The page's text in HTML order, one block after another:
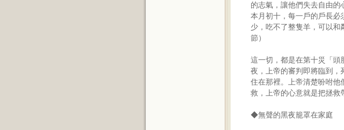
的志氣，讓他們失去自由
本月初十，每一戶的戶長必
少，吃不了整隻羊，可以
節）
這一切，都是在第十災「頭
夜，上帝的審判即將臨到，
住在那裡。上帝清楚吩咐他
救，上帝的心意就是把拯救
◆無聲的黑夜籠罩在家庭